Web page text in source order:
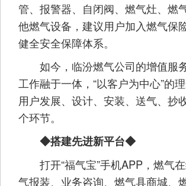
管、报警器、自闭阀、燃气灶、燃
他燃气设备，建议用户加入燃气保
健全安全保障体系。
如今，临汾燃气公司的增值服
工作融于一体，“以客户为中心”的
用户发展、设计、安装、送气、抄
个环节。
◆搭建先进新平台◆
打开“福气宝”手机APP，燃气
气报装、业务咨询、燃气具商城、